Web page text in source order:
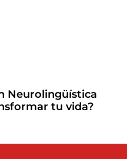
Neurolingüística
tu vida?